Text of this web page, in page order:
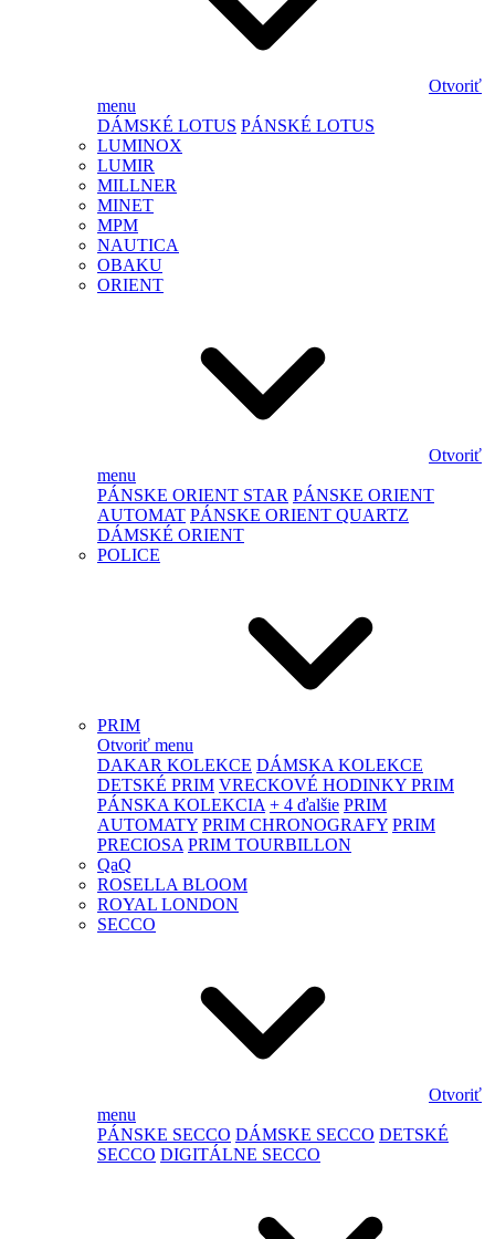
Otvoriť
menu
DÁMSKÉ LOTUS PÁNSKÉ LOTUS
LUMINOX
LUMIR
MILLNER
MINET
MPM
NAUTICA
OBAKU
ORIENT
Otvoriť
menu
PÁNSKE ORIENT STAR PÁNSKE ORIENT
AUTOMAT PÁNSKE ORIENT QUARTZ
DÁMSKÉ ORIENT
POLICE
PRIM
Otvoriť menu
DAKAR KOLEKCE DÁMSKA KOLEKCE
DETSKÉ PRIM VRECKOVÉ HODINKY PRIM
PÁNSKA KOLEKCIA + 4 ďalšie PRIM
AUTOMATY PRIM CHRONOGRAFY PRIM
PRECIOSA PRIM TOURBILLON
QaQ
ROSELLA BLOOM
ROYAL LONDON
SECCO
Otvoriť
menu
PÁNSKE SECCO DÁMSKE SECCO DETSKÉ
SECCO DIGITÁLNE SECCO